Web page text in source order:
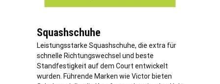
Squashschuhe
Leistungsstarke Squashschuhe, die extra für
schnelle Richtungswechsel und beste
Standfestigkeit auf dem Court entwickelt
wurden. Führende Marken wie Victor bieten